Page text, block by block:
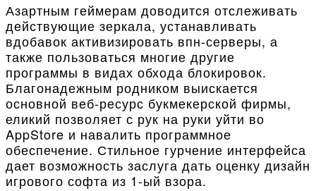
Азартным геймерам доводится отслеживать
действующие зеркала, устанавливать
вдобавок активизировать впн-серверы, а
также пользоваться многие другие
программы в видах обхода блокировок.
Благонадежным родником выискается
основной веб-ресурс букмекерской фирмы,
еликий позволяет с рук на руки уйти во
AppStore и навалить программное
обеспечение. Стильное гурчение интерфейса
дает возможность заслуга дать оценку дизайн
игрового софта из 1-ый взора.